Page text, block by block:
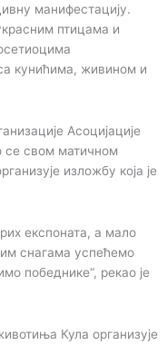
манифестацију.
птицама и
кунићима, живином и
Асоцијације
се свом матичном
изложбу која је
експоната, а мало
снагама успећемо
победнике“, рекао је
Кула организује